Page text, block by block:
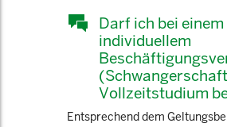
Darf ich bei einem
individuellem
Vollzeitstudium
Entsprechend dem